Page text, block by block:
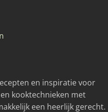
en inspiratie voor
kooktechnieken met
een heerlijk gerecht.